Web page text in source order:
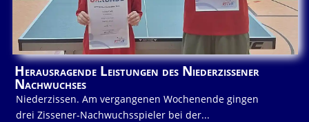
Herausragende Leistungen des Niederzissener
Nachwuchses
Niederzissen. Am vergangenen Wochenende gingen
drei Zissener-Nachwuchsspieler bei der...